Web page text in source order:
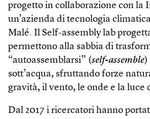
progetto in collaborazione con la
un’azienda di tecnologia
Malé. Il Self-assembly lab
permettono alla sabbia di
“autoassemblarsi” (self-assemble)
sott’acqua, sfruttando forze
gravità, il vento, le onde e la luce
Dal 2017 i ricercatori hanno